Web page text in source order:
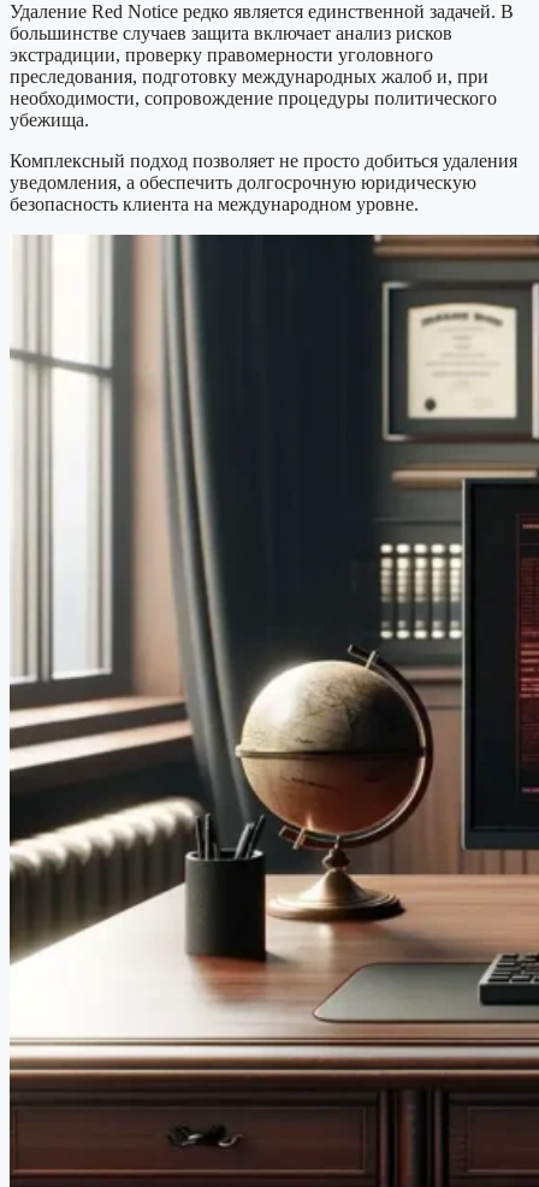
Удаление Red Notice редко является единственной задачей. В
большинстве случаев защита включает анализ рисков
экстрадиции, проверку правомерности уголовного
преследования, подготовку международных жалоб и, при
необходимости, сопровождение процедуры политического
убежища.
Комплексный подход позволяет не просто добиться удаления
уведомления, а обеспечить долгосрочную юридическую
безопасность клиента на международном уровне.